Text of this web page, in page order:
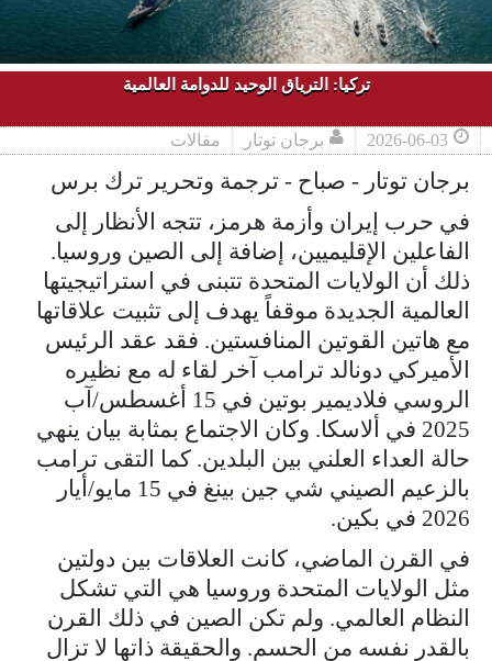
تركيا: الترياق الوحيد للدوامة العالمية
2026-06-03 برجان توتار مقالات
برجان توتار - صباح - ترجمة وتحرير ترك برس
في حرب إيران وأزمة هرمز، تتجه الأنظار إلى
الفاعلين الإقليميين، إضافة إلى الصين وروسيا.
ذلك أن الولايات المتحدة تتبنى في استراتيجيتها
العالمية الجديدة موقفاً يهدف إلى تثبيت علاقاتها
مع هاتين القوتين المنافستين. فقد عقد الرئيس
الأميركي دونالد ترامب آخر لقاء له مع نظيره
الروسي فلاديمير بوتين في 15 أغسطس/آب
2025 في ألاسكا. وكان الاجتماع بمثابة بيان ينهي
حالة العداء العلني بين البلدين. كما التقى ترامب
بالزعيم الصيني شي جين بينغ في 15 مايو/أيار
2026 في بكين.
في القرن الماضي، كانت العلاقات بين دولتين
مثل الولايات المتحدة وروسيا هي التي تشكل
النظام العالمي. ولم تكن الصين في ذلك القرن
بالقدر نفسه من الحسم. والحقيقة ذاتها لا تزال